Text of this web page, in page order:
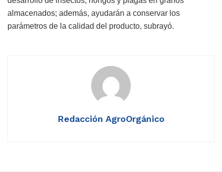
almacenados; además, ayudarán a conservar los
parámetros de la calidad del producto, subrayó.
Redacción AgroOrgánico